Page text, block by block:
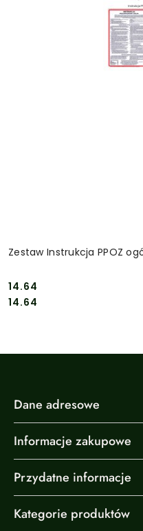
Zestaw Instrukcja PPOZ
Cena:
14.64
Cena:
14.64
Dane adresowe
Informacje zakupowe
Przydatne informacje
Kategorie produktów